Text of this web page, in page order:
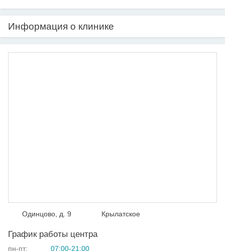
Информация о клинике
Одинцово, д. 9 Крылатское
График работы центра
пн-пт:
07:00-21:00